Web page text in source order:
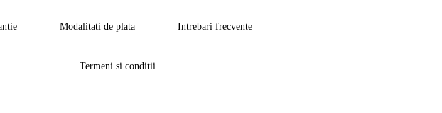
Modalitati de plata Intrebari frecvente
Termeni si conditii